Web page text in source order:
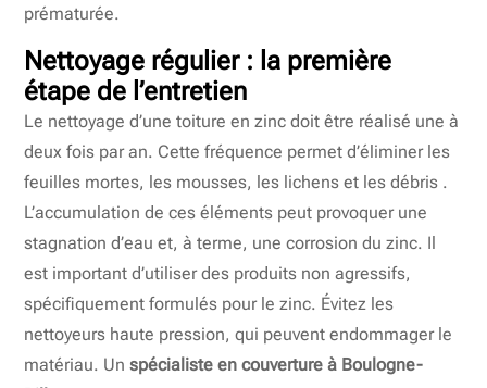
prématurée.
Nettoyage régulier : la première
étape de l’entretien
Le nettoyage d’une toiture en zinc doit être réalisé une à
deux fois par an. Cette fréquence permet d’éliminer les
feuilles mortes, les mousses, les lichens et les débris .
L’accumulation de ces éléments peut provoquer une
stagnation d’eau et, à terme, une corrosion du zinc. Il
est important d’utiliser des produits non agressifs,
spécifiquement formulés pour le zinc. Évitez les
nettoyeurs haute pression, qui peuvent endommager le
matériau. Unspécialiste en couverture à Boulogne-